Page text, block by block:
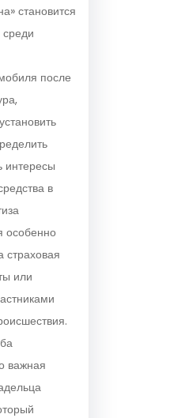
становится
после
интересы
в
особенно
страховая
или
важная